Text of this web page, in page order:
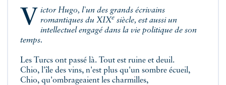
Victor Hugo, l'un des grands écrivains romantiques du XIXe siècle, est aussi un
intellectuel engagé dans la vie politique de son
temps.
Les Turcs ont passé là. Tout est ruine et deuil.
Chio, l'île des vins, n'est plus qu'un sombre écueil,
Chio, qu'ombrageaient les charmilles,